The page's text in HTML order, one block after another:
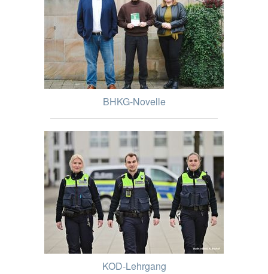
BHKG-Novelle
KOD-Lehrgang